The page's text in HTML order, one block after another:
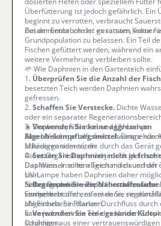
Überfütterung ist jedoch gefährlich. Ein
beginnt zu verrotten, verbraucht
Zusammenbruch der gesamten Kultur
Bei der Entnahme ist es ratsam, immer
Grundpopulation zu belassen. Ein Teil
Fischen gefüttert werden, während ein
weitere Vermehrung verbleiben sollte.
🌱 Wie Daphnien in den Gartenteich
1. Überprüfen Sie die Anzahl der
besetzten Teich werden Daphnien
gefressen.
2. Schaffen Sie Verstecke. Dichte
oder ein separater
3.Verwenden Sie keine aggressiven
Algenbekämpfungsmittel.Einige
schädigen oder töten.
4.Setzen Sie Daphnien nicht in
Das Wasser sollte abgestanden und
sein.
5.Begrenzen Sie die Nährstoffzufuhr.
Fische nicht und entfernen Sie
abgestorbene Pflanzen.
6.Verwenden Sie eine gesunde
Daphnien aus einer
☀️ Daphnien, Filtration und UV-Lampe
Eine UV-Lampe hilft, frei schwimmende
Mikroorganismen, die durch das Gerät
Diese Organismen sind jedoch
Daphnien. In einem Teich mit
UV-Lampe haben Daphnien daher
Nahrung und ihre Population kann sich
vermehren.
Selbst Daphnien werden
Lampe betroffen, es sei denn, sie
UV-Einheit. Ein starker Durchfluss
kann jedoch einen Teil des kleinen
schädigen.